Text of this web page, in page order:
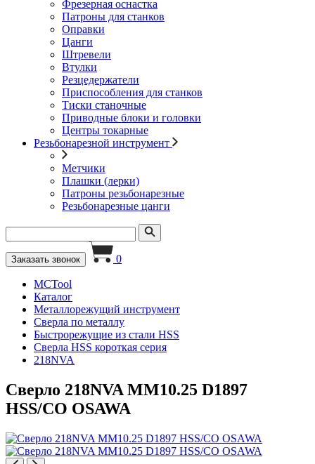
Фрезерная оснастка
Патроны для станков
Оправки
Цанги
Штревели
Втулки
Резцедержатели
Приспособления для станков
Тиски станочные
Приводные блоки и головки
Центры токарные
Резьбонарезной инструмент
Метчики
Плашки (лерки)
Патроны резьбонарезные
Резьбонарезные цанги
Заказать звонок 0
MCTool
Каталог
Металлорежущий инструмент
Сверла по металлу
Быстрорежущие из стали HSS
Сверла HSS короткая серия
218NVA
Сверло 218NVA MM10.25 D1897
HSS/CO OSAWA